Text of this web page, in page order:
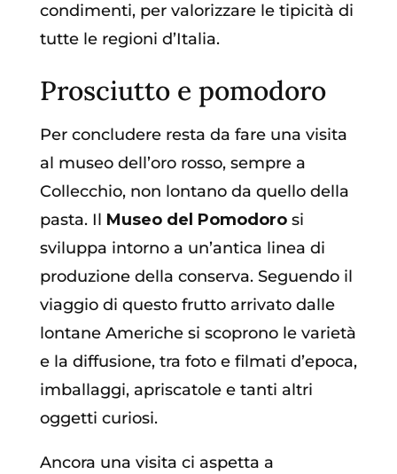
condimenti, per valorizzare le tipicità di
tutte le regioni d’Italia.
Prosciutto e pomodoro
Per concludere resta da fare una visita
al museo dell’oro rosso, sempre a
Collecchio, non lontano da quello della
pasta. Il Museo del Pomodorosi
sviluppa intorno a un’antica linea di
produzione della conserva. Seguendo il
viaggio di questo frutto arrivato dalle
lontane Americhe si scoprono le varietà
e la diffusione, tra foto e filmati d’epoca,
imballaggi, apriscatole e tanti altri
oggetti curiosi.
Ancora una visita ci aspetta a